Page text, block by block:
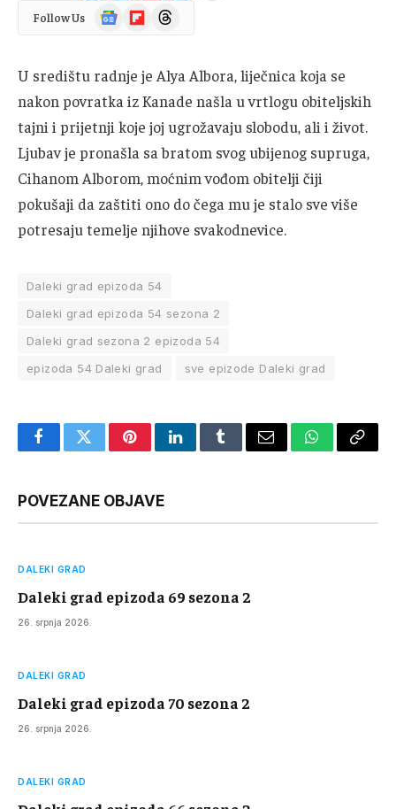
Follow Us
Google
News
FlipboardThreads
U središtu radnje je Alya Albora, liječnica koja se
nakon povratka iz Kanade našla u vrtlogu obiteljskih
tajni i prijetnji koje joj ugrožavaju slobodu, ali i život.
Ljubav je pronašla sa bratom svog ubijenog supruga,
Cihanom Alborom, moćnim vođom obitelji čiji
pokušaji da zaštiti ono do čega mu je stalo sve više
potresaju temelje njihove svakodnevice.
Daleki grad epizoda 54
Daleki grad epizoda 54 sezona 2
Daleki grad sezona 2 epizoda 54
epizoda 54 Daleki grad
sve epizode Daleki grad
FacebookTwitterPinterestLinkedInTumblrEmail WhatsApp
Copy
POVEZANE OBJAVE
DALEKI GRAD
Daleki grad epizoda 69 sezona 2
26. srpnja 2026.
DALEKI GRAD
Daleki grad epizoda 70 sezona 2
26. srpnja 2026.
DALEKI GRAD